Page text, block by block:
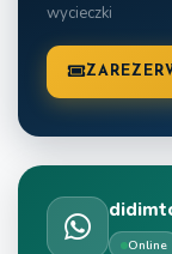
wycieczki
Online